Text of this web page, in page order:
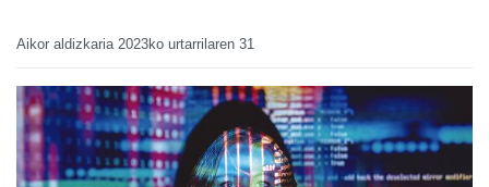
Aikor aldizkaria 2023ko urtarrilaren 31